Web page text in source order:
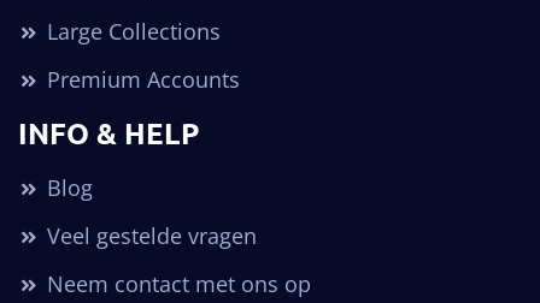
Large Collections
Premium Accounts
INFO & HELP
Blog
Veel gestelde vragen
Neem contact met ons op